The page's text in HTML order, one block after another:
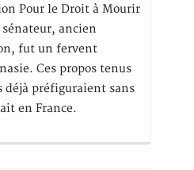
Pour le Droit à Mourir
ancien
fut un fervent
Ces propos tenus
déjà préfiguraient sans
en France.